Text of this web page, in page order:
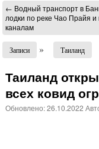
← Водный транспорт в
лодки по реке Чао Прайя и
каналам
Записи » Таиланд
Таиланд
всех ковид
Обновлено:26.10.2022